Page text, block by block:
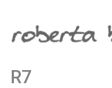
R7